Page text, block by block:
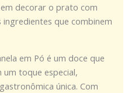
decorar o prato com
que combinem
em Pó é um doce que
um toque especial,
única. Com